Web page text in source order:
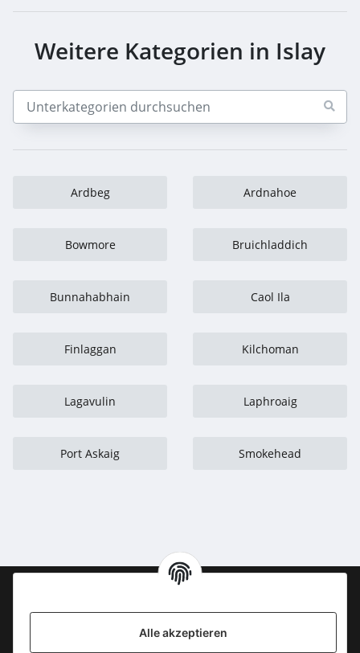
Alle akzeptieren
Weitere Kategorien in Islay
Ardbeg Ardnahoe
Bowmore Bruichladdich
Bunnahabhain Caol Ila
Finlaggan Kilchoman
Lagavulin Laphroaig
Port Askaig Smokehead